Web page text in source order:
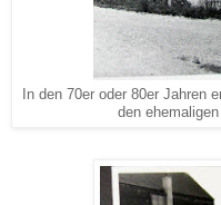
In den 70er oder 80er Jahren
den